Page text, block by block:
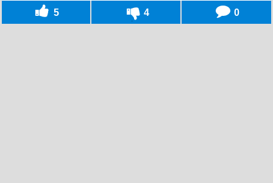
5 4 0